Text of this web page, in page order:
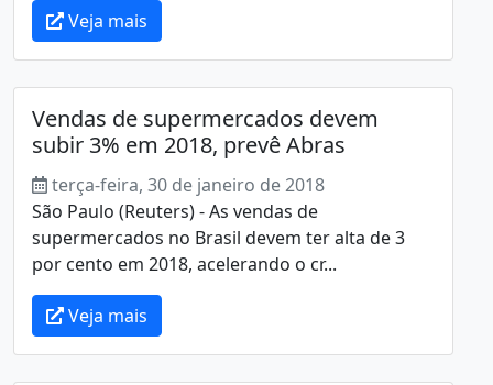
Veja mais
Vendas de supermercados devem
subir 3% em 2018, prevê Abras
terça-feira, 30 de janeiro de 2018
São Paulo (Reuters) - As vendas de
supermercados no Brasil devem ter alta de 3
por cento em 2018, acelerando o cr...
Veja mais